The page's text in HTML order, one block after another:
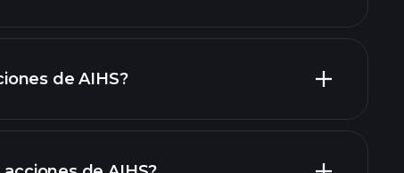
informes financieros
de AIHS?